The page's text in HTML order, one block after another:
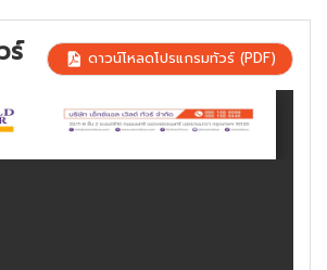
ร์ ดาวน์โหลดโปรแกรมทัวร์ (PDF)